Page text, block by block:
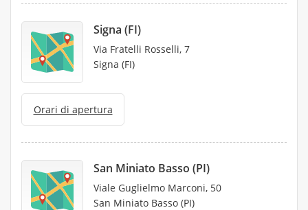
Signa (FI)
Via Fratelli Rosselli, 7
Signa (FI)
Orari di apertura
San Miniato Basso (PI)
Viale Guglielmo Marconi, 50
San Miniato Basso (PI)